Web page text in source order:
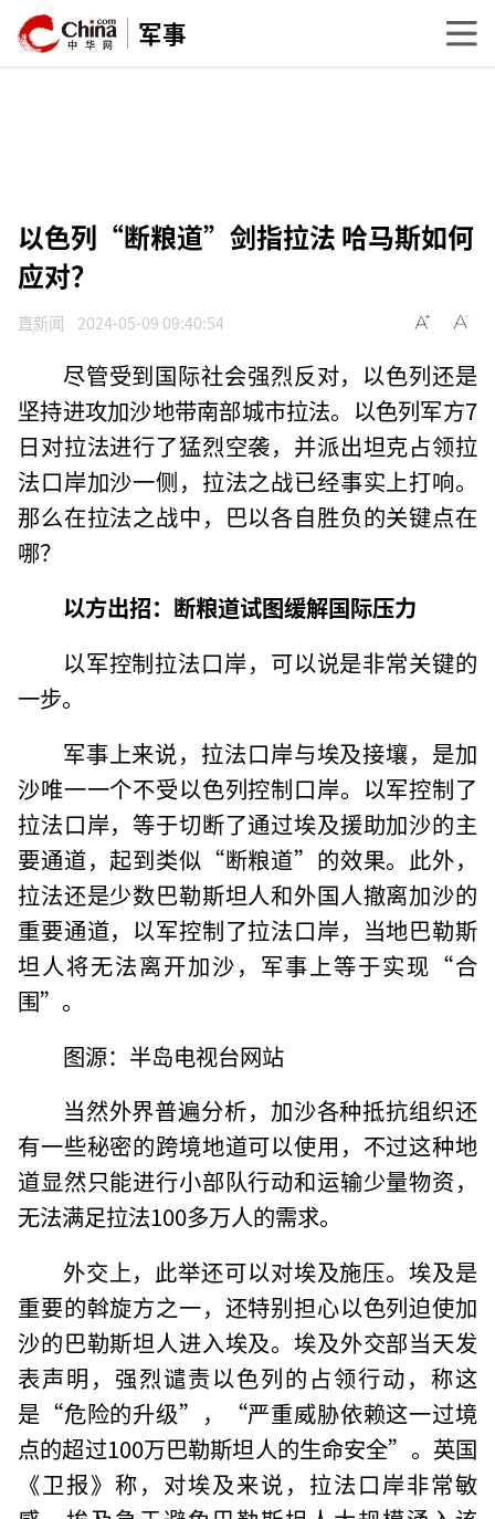
军事
以色列“断粮道”剑指拉法 哈马斯如何
应对？
直新闻 2024-05-09 09:40:54
尽管受到国际社会强烈反对，以色列还是
坚持进攻加沙地带南部城市拉法。以色列军方7
日对拉法进行了猛烈空袭，并派出坦克占领拉
法口岸加沙一侧，拉法之战已经事实上打响。
那么在拉法之战中，巴以各自胜负的关键点在
哪？
以方出招： 断粮道试图缓解国际压力
以军控制拉法口岸，可以说是非常关键的
一步。
军事上来说，拉法口岸与埃及接壤，是加
沙唯一一个不受以色列控制口岸。以军控制了
拉法口岸，等于切断了通过埃及援助加沙的主
要通道，起到类似“断粮道”的效果。此外，
拉法还是少数巴勒斯坦人和外国人撤离加沙的
重要通道，以军控制了拉法口岸，当地巴勒斯
坦人将无法离开加沙，军事上等于实现“合
围”。
图源：半岛电视台网站
当然外界普遍分析，加沙各种抵抗组织还
有一些秘密的跨境地道可以使用，不过这种地
道显然只能进行小部队行动和运输少量物资，
无法满足拉法100多万人的需求。
外交上，此举还可以对埃及施压。埃及是
重要的斡旋方之一，还特别担心以色列迫使加
沙的巴勒斯坦人进入埃及。埃及外交部当天发
表声明，强烈谴责以色列的占领行动，称这
是“危险的升级”，“严重威胁依赖这一过境
点的超过100万巴勒斯坦人的生命安全”。英国
《卫报》称，对埃及来说，拉法口岸非常敏